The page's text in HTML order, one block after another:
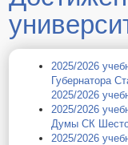
2025/2026
Губернатора
2025/2026
2025/2026
Думы СК
2025/2026